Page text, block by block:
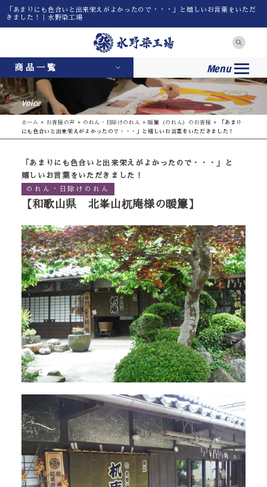
「あまりにも色合いと出来栄えがよかったので・・・」と嬉しいお言葉をいただ
きました！｜水野染工場
商品一覧 Menu
Voice
ホーム » お客様の声 » のれん・日除けのれん » 暖簾（のれん）のお客様 »
「あまり
にも色合いと出来栄えがよかったので・・・」と嬉しいお言葉をいただきました！
「あまりにも色合いと出来栄えがよかったので・・・」と
嬉しいお言葉をいただきました！
のれん・日除けのれん
【和歌山県 北峯山杌庵様の暖簾】